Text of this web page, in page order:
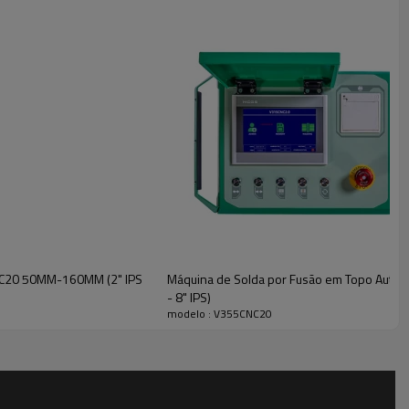
por luzes indicadoras de status, permitindo o
50MM-160MM (2" IPS
Máquina de Solda por Fusão em Topo
- 8" IPS)
modelo : V355CNC20